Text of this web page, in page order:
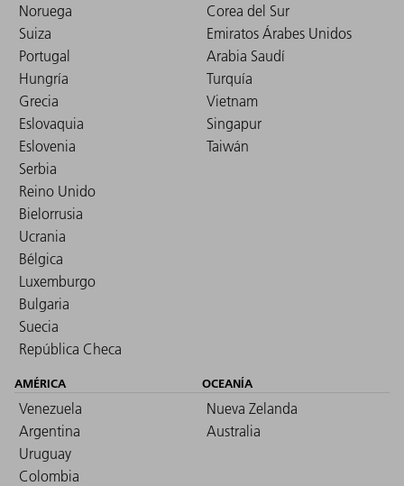
Noruega
Suiza
Portugal
Hungría
Grecia
Eslovaquia
Eslovenia
Serbia
Reino Unido
Bielorrusia
Ucrania
Bélgica
Luxemburgo
Bulgaria
Suecia
República Checa
Corea del Sur
Emiratos Árabes Unidos
Arabia Saudí
Turquía
Vietnam
Singapur
Taiwán
AMÉRICA
Venezuela
Argentina
Uruguay
Colombia
OCEANÍA
Nueva Zelanda
Australia